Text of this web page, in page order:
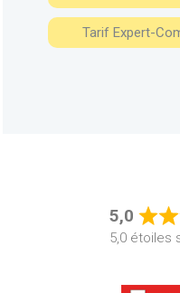
Tarif Expert-
5,0
5,0 étoiles